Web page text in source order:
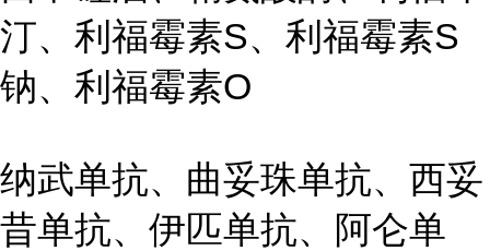
汀、利福霉素S、利福霉素S
钠、利福霉素O
纳武单抗、曲妥珠单抗、西妥
昔单抗、伊匹单抗、阿仑单